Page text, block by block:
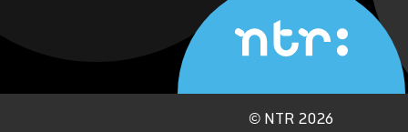
© NTR 2026